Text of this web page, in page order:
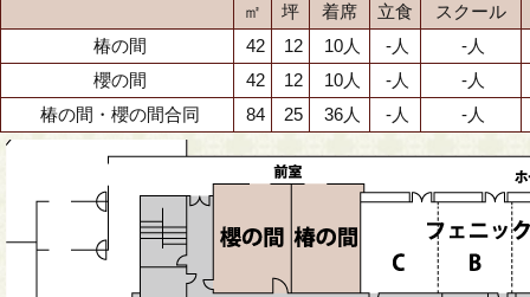
㎡
坪 着席 立食
スクール
椿の間
42 12 10人 -人
-人
櫻の間
42 12 10人 -人
-人
椿の間・櫻の間合同
84 25 36人 -人 -人